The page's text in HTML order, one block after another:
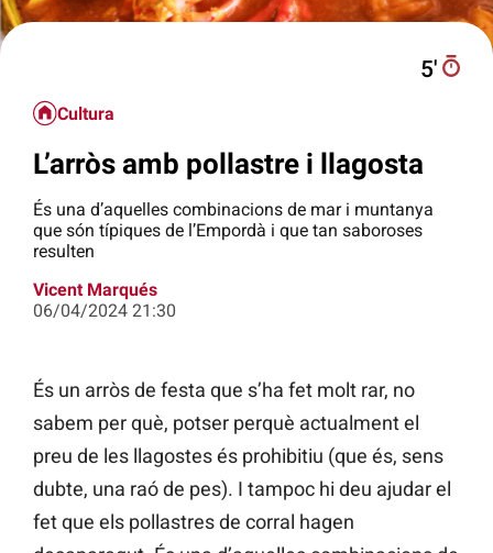
5′
Cultura
L’arròs amb pollastre i llagosta
És una d’aquelles combinacions de mar i muntanya
que són típiques de l’Empordà i que tan saboroses
resulten
Vicent Marqués
06/04/2024 21:30
És un arròs de festa que s’ha fet molt rar, no
sabem per què, potser perquè actualment el
preu de les llagostes és prohibitiu (que és, sens
dubte, una raó de pes). I tampoc hi deu ajudar el
fet que els pollastres de corral hagen